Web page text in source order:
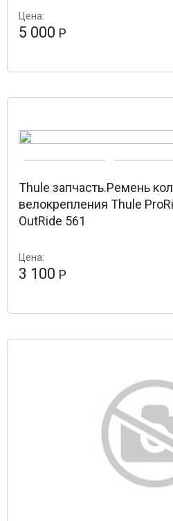
Цена:
5 000 Р
Thule запчасть.Ремень
велокрепления Thule
OutRide 561
Цена:
3 100 Р